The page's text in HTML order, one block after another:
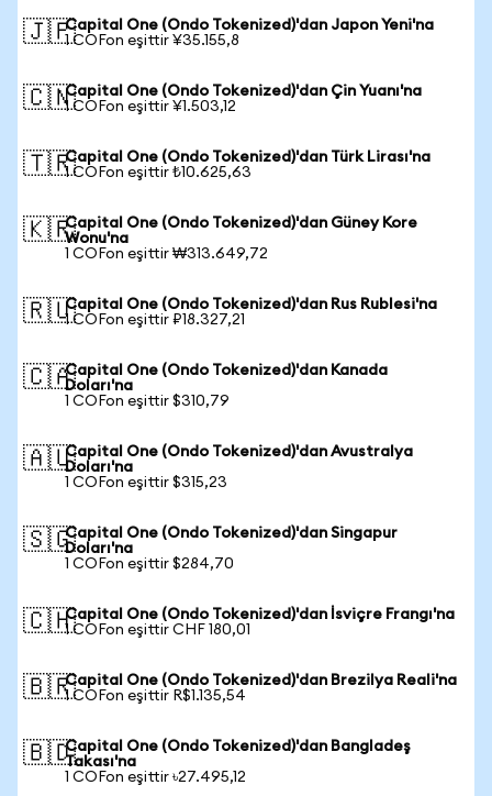
🇯🇵Capital One (Ondo Tokenized)'dan Japon Yeni'na
1 COFon eşittir ¥35.155,8
🇨🇳Capital One (Ondo Tokenized)'dan Çin Yuanı'na
1 COFon eşittir ¥1.503,12
🇹🇷Capital One (Ondo Tokenized)'dan Türk Lirası'na
1 COFon eşittir ₺10.625,63
🇰🇷Capital One (Ondo Tokenized)'dan Güney Kore
Wonu'na
1 COFon eşittir ₩313.649,72
🇷🇺Capital One (Ondo Tokenized)'dan Rus Rublesi'na
1 COFon eşittir ₽18.327,21
🇨🇦Capital One (Ondo Tokenized)'dan Kanada
Doları'na
1 COFon eşittir $310,79
🇦🇺Capital One (Ondo Tokenized)'dan Avustralya
Doları'na
1 COFon eşittir $315,23
🇸🇬Capital One (Ondo Tokenized)'dan Singapur
Doları'na
1 COFon eşittir $284,70
🇨🇭Capital One (Ondo Tokenized)'dan İsviçre Frangı'na
1 COFon eşittir CHF 180,01
🇧🇷Capital One (Ondo Tokenized)'dan Brezilya Reali'na
1 COFon eşittir R$1.135,54
🇧🇩Capital One (Ondo Tokenized)'dan Bangladeş
Takası'na
1 COFon eşittir ৳27.495,12